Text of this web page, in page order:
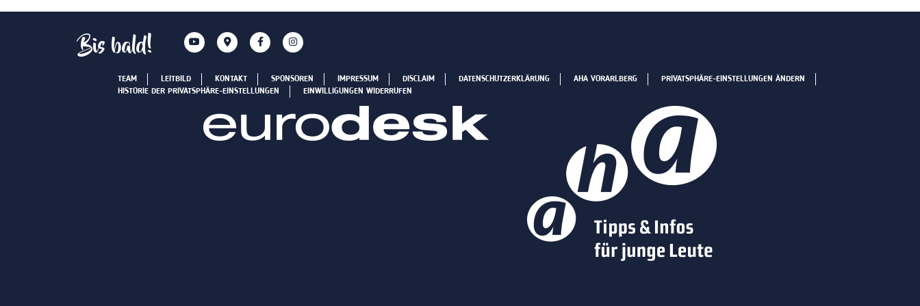
Bis bald!
TEAM LEITBILD KONTAKT SPONSOREN IMPRESSUM DISCLAIM DATENSCHUTZERKLÄRUNG AHA VORARLBERG
PRIVATSPHÄRE-EINSTELLUNGEN ÄNDERN
HISTORIE DER PRIVATSPHÄRE-EINSTELLUNGEN
EINWILLIGUNGEN WIDERRUFEN